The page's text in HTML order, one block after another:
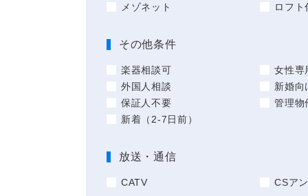
メゾネット ロフト
その他条件
楽器相談可
女性専
外国人相談
新婚向
保証人不要
管理物
新着（2-7日前）
放送・通信
CATV CSア